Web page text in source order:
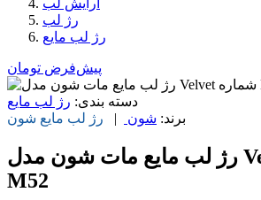
آرایش لب
رژ لب
رژ لب مایع
پیش‌فرض تومان
دسته بندی: رژ لب مایع
برند: شون | رژ لب مایع شون
رژ لب مايع مات شون مدل Velvet شماره
M52